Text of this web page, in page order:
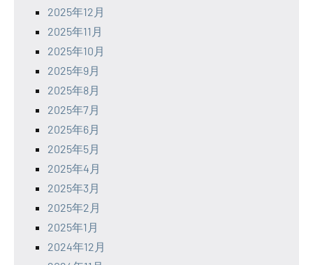
2025年12月
2025年11月
2025年10月
2025年9月
2025年8月
2025年7月
2025年6月
2025年5月
2025年4月
2025年3月
2025年2月
2025年1月
2024年12月